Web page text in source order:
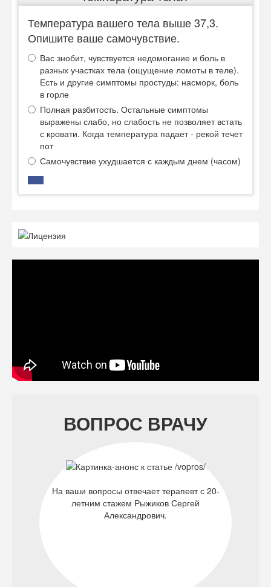
Температура вашего тела выше 37,3.
Опишите ваше самочувствие.
Вас знобит, чувствуется недомогание и боль в
разных участках тела (ощущение ломоты в теле).
Есть и другие симптомы простуды: насморк, боль
в горле
Полная разбитость. Остальные симптомы
выражены слабо, но слабость не позволяет встать
с кровати. Когда температура падает - рекой течет
пот
Самочувствие ухудшается с каждым днем (часом)
ВОПРОС ВРАЧУ
На ваши вопросы отвечает терапевт с 20-
летним стажем Рыжиков Сергей
Александрович.